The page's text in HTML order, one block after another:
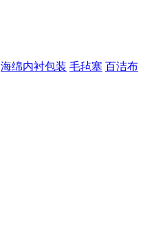
海绵内衬包装 毛毡塞 百洁布